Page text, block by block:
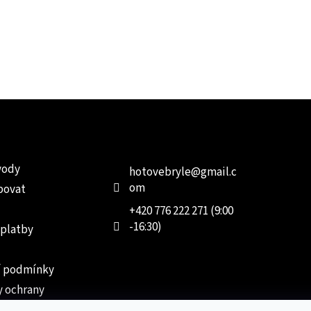
podmínky
ochrany
hotovebryle@gmail.c
om
+420 776 222 271 (9:00
-16:30)